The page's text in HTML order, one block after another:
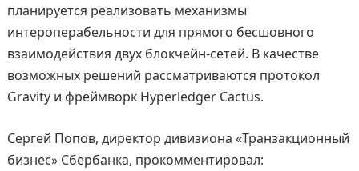
планируется реализовать механизмы
интероперабельности для прямого бесшовного
взаимодействия двух блокчейн-сетей. В качестве
возможных решений рассматриваются протокол
Gravity и фреймворк Hyperledger Cactus.
Сергей Попов, директор дивизиона «Транзакционный
бизнес» Сбербанка, прокомментировал: